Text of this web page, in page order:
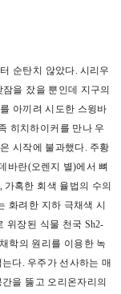
순탄치 않았다. 시리우
잠을 잤을 뿐인데 지구의
아끼려 시도한 스윙바
히치하이커를 만나 우
시작에 불과했다. 주황
바란(오렌지 별)에서 뼈
, 가혹한 회색 율법의 수의
화려한 지하 극채색 시
위장된 식물 천국 Sh2-
학의 원리를 이용한 녹
다. 우주가 선사하는 매
을 뚫고 오리온자리의